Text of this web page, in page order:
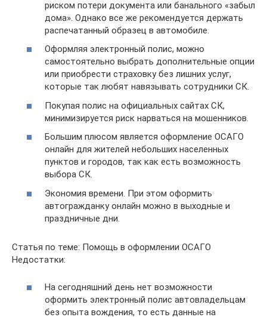
риском потери документа или банального «забыл
дома». Однако все же рекомендуется держать
распечатанный образец в автомобиле.
Оформляя электронный полис, можно
самостоятельно выбрать дополнительные опции
или приобрести страховку без лишних услуг,
которые так любят навязывать сотрудники СК.
Покупая полис на официальных сайтах СК,
минимизируется риск нарваться на мошенников.
Большим плюсом является оформление ОСАГО
онлайн для жителей небольших населенных
пунктов и городов, так как есть возможность
выбора СК.
Экономия времени. При этом оформить
автогражданку онлайн можно в выходные и
праздничные дни.
Статья по теме: Помощь в оформлении ОСАГО
Недостатки:
На сегодняшний день нет возможности
оформить электронный полис автовладельцам
без опыта вождения, то есть данные на